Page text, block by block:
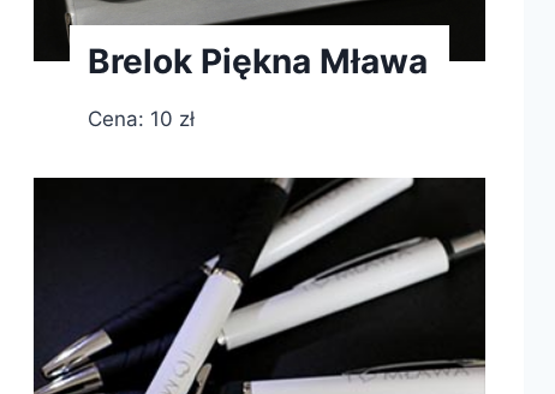
Brelok Piękna Mława
Cena: 10 zł